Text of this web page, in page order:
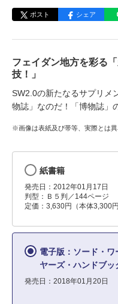
ポスト シェア
フェイダン地方を彩る
技！」
SW2.0の新たなるサプリメ
物誌」なのだ！「博物誌」
※画像は表紙及び帯等、実際とは異
紙書籍
発売日：2012年01月17日
判型：Ｂ５判／144ページ
定価：3,630円（本体3,300円
電子版：ソード・
ヤーズ・ハンドブ
発売日：2018年01月20日